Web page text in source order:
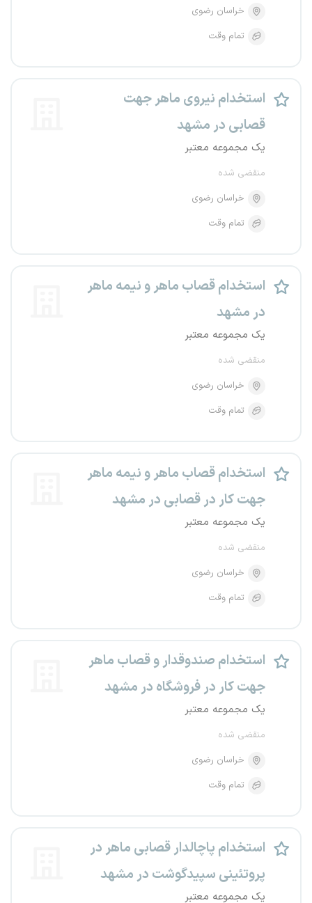
خراسان رضوی
تمام وقت
استخدام نیروی ماهر جهت
قصابی در مشهد
یک مجموعه معتبر
منقضی شده
خراسان رضوی
تمام وقت
استخدام قصاب ماهر و نیمه ماهر
در مشهد
یک مجموعه معتبر
منقضی شده
خراسان رضوی
تمام وقت
استخدام قصاب ماهر و نیمه ماهر
جهت کار در قصابی در مشهد
یک مجموعه معتبر
منقضی شده
خراسان رضوی
تمام وقت
استخدام صندوقدار و قصاب ماهر
جهت کار در فروشگاه در مشهد
یک مجموعه معتبر
منقضی شده
خراسان رضوی
تمام وقت
استخدام پاچالدار قصابی ماهر در
پروتئینی سپیدگوشت در مشهد
یک مجموعه معتبر